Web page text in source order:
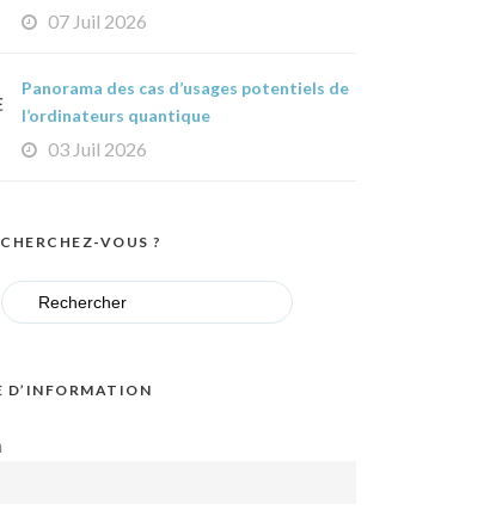
07 Juil 2026
Panorama des cas d’usages potentiels de
l’ordinateurs quantique
03 Juil 2026
VOUS ?
Search
for:
D’INFORMATION